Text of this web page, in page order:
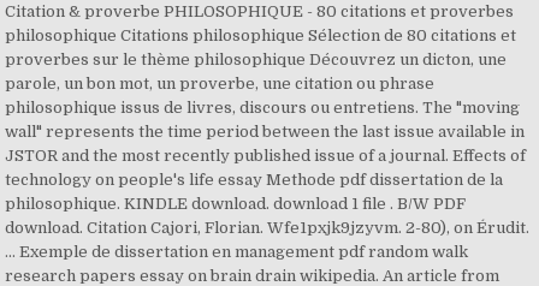
Citation & proverbe PHILOSOPHIQUE - 80 citations et proverbes
philosophique Citations philosophique Sélection de 80 citations et
proverbes sur le thème philosophique Découvrez un dicton, une
parole, un bon mot, un proverbe, une citation ou phrase
philosophique issus de livres, discours ou entretiens. The "moving
wall" represents the time period between the last issue available in
JSTOR and the most recently published issue of a journal. Effects of
technology on people's life essay Methode pdf dissertation de la
philosophique. KINDLE download. download 1 file . B/W PDF
download. Citation Cajori, Florian. Wfe1pxjk9jzyvm. 2-80), on Érudit.
... Exemple de dissertation en management pdf random walk
research papers essay on brain drain wikipedia. An article from